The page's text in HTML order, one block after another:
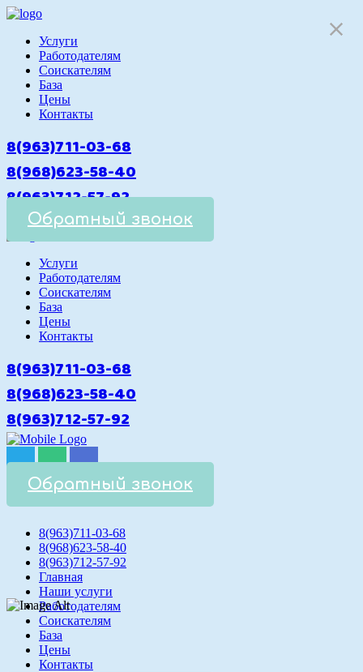
Услуги
Работодателям
Cоискателям
База
Цены
Контакты
8(963)711-03-68
8(968)623-58-40
8(963)712-57-92
Обратный звонок
Услуги
Работодателям
Cоискателям
База
Цены
Контакты
8(963)711-03-68
8(968)623-58-40
8(963)712-57-92
Обратный звонок
8(963)711-03-68
8(968)623-58-40
8(963)712-57-92
Главная
Наши услуги
Работодателям
Соискателям
База
Цены
Контакты